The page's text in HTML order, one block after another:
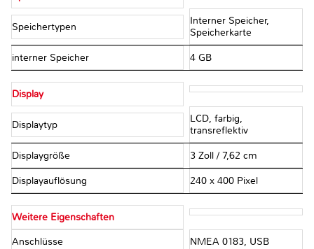
Speichertypen
Interner Speicher,
Speicherkarte
interner Speicher 4 GB
Display
Displaytyp
LCD, farbig,
transreflektiv
Displaygröße 3 Zoll / 7,62 cm
Displayauflösung 240 x 400 Pixel
Weitere Eigenschaften
Anschlüsse NMEA 0183, USB